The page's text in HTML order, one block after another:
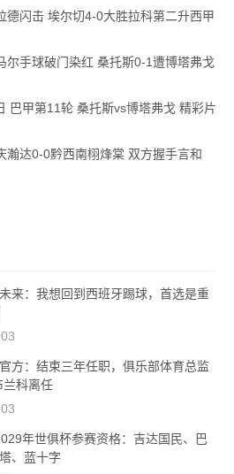
德闪击 埃尔切4-0大胜拉科第二升西甲
尔手球破门染红 桑托斯0-1遭博塔弗戈
巴甲第11轮 桑托斯vs博塔弗戈 精彩片
瀚达0-0黔西南栩烽棠 双方握手言和
来：我想回到西班牙踢球，首选是重
方：结束三年任职，俱乐部体育总监
兰科离任
年世俱杯参赛资格：吉达国民、巴
、蓝十字